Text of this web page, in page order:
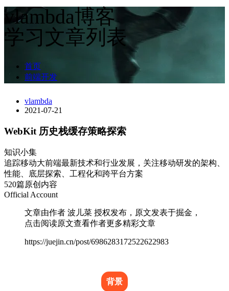
vlambda博客
学习文章列表
首页
前端开发
vlambda
2021-07-21
WebKit 历史栈缓存策略探索
知识小集
追踪移动大前端最新技术和行业发展，关注移动研发的架构、
性能、底层探索、工程化和跨平台方案
520篇原创内容
Official Account
文章由作者 波儿菜 授权发布，原文发表于掘金，
点击阅读原文查看作者更多精彩文章
https://juejin.cn/post/6986283172522622983
背景